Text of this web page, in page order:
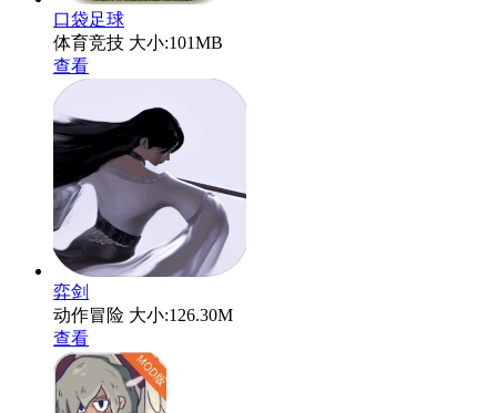
口袋足球
体育竞技 大小:101MB
查看
弈剑
动作冒险 大小:126.30M
查看